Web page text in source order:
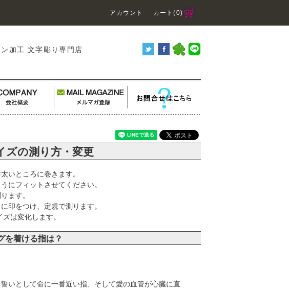
アカウント カート(0)
加工 文字彫り専門店
ズの測り方・変更
いところに巻きます。
にフィットさせてください。
ます。
印をつけ、定規で測ります。
は変化します。
を着ける指は？
いとして命に一番近い指、そして愛の血管が心臓に直